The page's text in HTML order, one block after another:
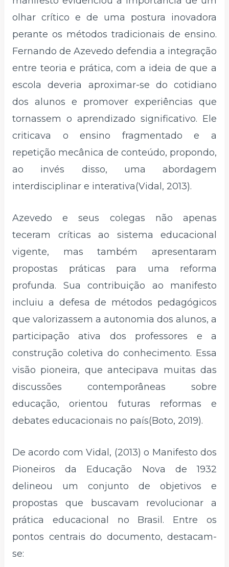
olhar crítico e de uma postura inovadora
perante os métodos tradicionais de ensino.
Fernando de Azevedo defendia a integração
entre teoria e prática, com a ideia de que a
escola deveria aproximar-se do cotidiano
dos alunos e promover experiências que
tornassem o aprendizado significativo. Ele
criticava o ensino fragmentado e a
repetição mecânica de conteúdo, propondo,
ao invés disso, uma abordagem
interdisciplinar e interativa(Vidal, 2013).
Azevedo e seus colegas não apenas
teceram críticas ao sistema educacional
vigente, mas também apresentaram
propostas práticas para uma reforma
profunda. Sua contribuição ao manifesto
incluiu a defesa de métodos pedagógicos
que valorizassem a autonomia dos alunos, a
participação ativa dos professores e a
construção coletiva do conhecimento. Essa
visão pioneira, que antecipava muitas das
discussões contemporâneas sobre
educação, orientou futuras reformas e
debates educacionais no país(Boto, 2019).
De acordo com Vidal, (2013) o Manifesto dos
Pioneiros da Educação Nova de 1932
delineou um conjunto de objetivos e
propostas que buscavam revolucionar a
prática educacional no Brasil. Entre os
pontos centrais do documento, destacam-
se: